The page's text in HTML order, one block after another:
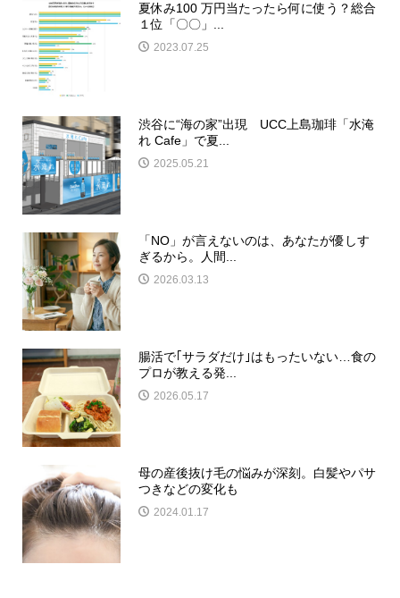
夏休み100 万円当たったら何に使う？総合
１位「〇〇」...
2023.07.25
渋谷に“海の家”出現 UCC上島珈琲「水淹
れ Cafe」で夏...
2025.05.21
「NO」が言えないのは、あなたが優しす
ぎるから。人間...
2026.03.13
腸活で｢サラダだけ｣はもったいない…食の
プロが教える発...
2026.05.17
母の産後抜け毛の悩みが深刻。白髪やパサ
つきなどの変化も
2024.01.17